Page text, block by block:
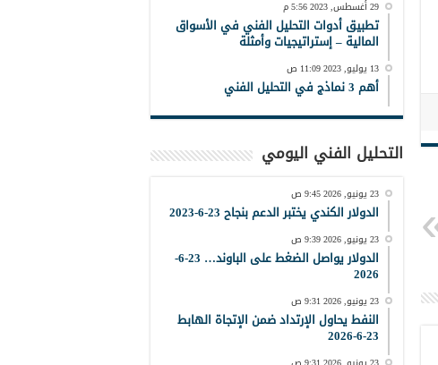
29 أغسطس, 2023 5:56 م
تطبيق أدوات التحليل الفني في الأسواق
المالية – إستراتيجيات وأمثلة
13 يوليو, 2023 11:09 ص
أهم 3 نماذج في التحليل الفني
التحليل الفني اليومي
23 يونيو, 2026 9:45 ص
الدولار الكندي يختبر الدعم بنجاح 23-6-2023
23 يونيو, 2026 9:39 ص
الدولار يواصل الضغط على الباوند… 23-6-
2026
23 يونيو, 2026 9:31 ص
النفط يحاول الإرتداد ضمن الإتجاة الهابط
23-6-2026